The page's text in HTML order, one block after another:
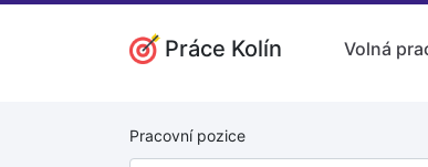
Práce Kolín Volná
Pracovní pozice